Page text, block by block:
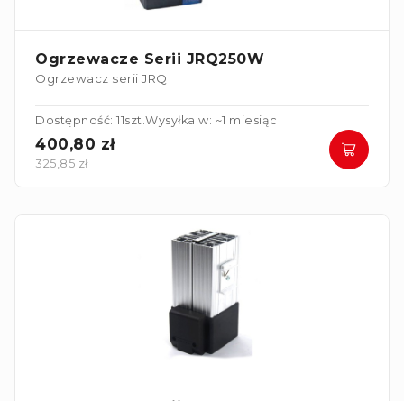
Ogrzewacze Serii JRQ250W
Ogrzewacz serii JRQ
Dostępność: 11szt.Wysyłka w: ~1 miesiąc
400,80 zł
325,85 zł